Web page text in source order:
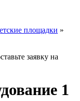
площадки »
заявку на
1